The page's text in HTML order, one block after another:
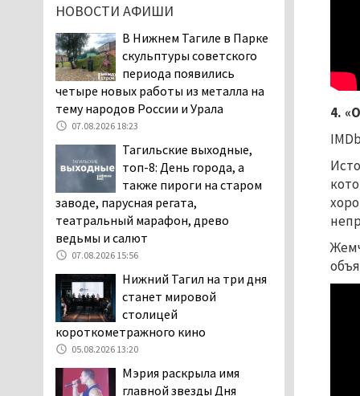
4.
серы в 10 раз выше, чем в топливе
«Евро-5». Это опасно для здоровья и
повышает износ автомобиля
06.08.2026 13:53
В Детской городской
больнице № 3 Нижнего
Тагила опровергли
обвинения родителей, которые
заявили, что их дочь в палате
покусала бельевая вошь
06.08.2026 13:02
В Нижнем Тагиле на три
дня запретят
электросамокаты
06.08.2026 11:41
«Я уверен, это бельевая
вошь». Родители 10-
летней девочки
пожаловались на кровососущих
паразитов, которые искусали их
ребёнка в детской больнице
НОВОСТИ АФИШИ
В Нижнем Тагиле в Парке
скульптуры советского
периода появились
четыре новых работы из металла на
тему народов России и Урала
07.08.2026 18:23
Тагильские выходные,
топ-8: День города, а
также пироги на старом
заводе, парусная регата,
театральный марафон, древо
ведьмы и салют
07.08.2026 15:56
Нижний Тагил на три дня
станет мировой
столицей
короткометражного кино
05.08.2026 13:20
Мэрия раскрыла имя
главной звезды Дня